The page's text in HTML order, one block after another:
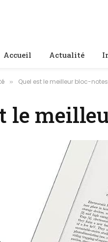
Accueil Actualité
» Quel est le meilleur bloc-
le